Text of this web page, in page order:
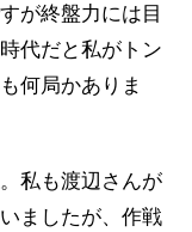
が終盤力には目
代だと私がトン
何局かありま
私も渡辺さんが
ましたが、作戦